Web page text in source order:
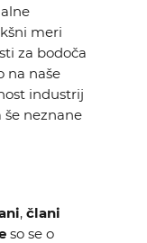
meri
za bodoča
na naše
industrij
neznane
, člani
so se o